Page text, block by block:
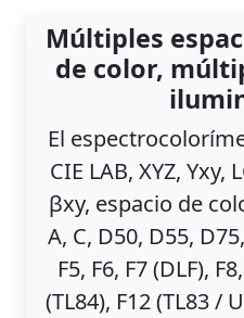
Múltiples
de color,
El
CIE LAB, XYZ, Yxy,
βxy, espacio de
A, C, D50, D55,
F5, F6, F7 (DLF),
(TL84), F12 (TL83 /